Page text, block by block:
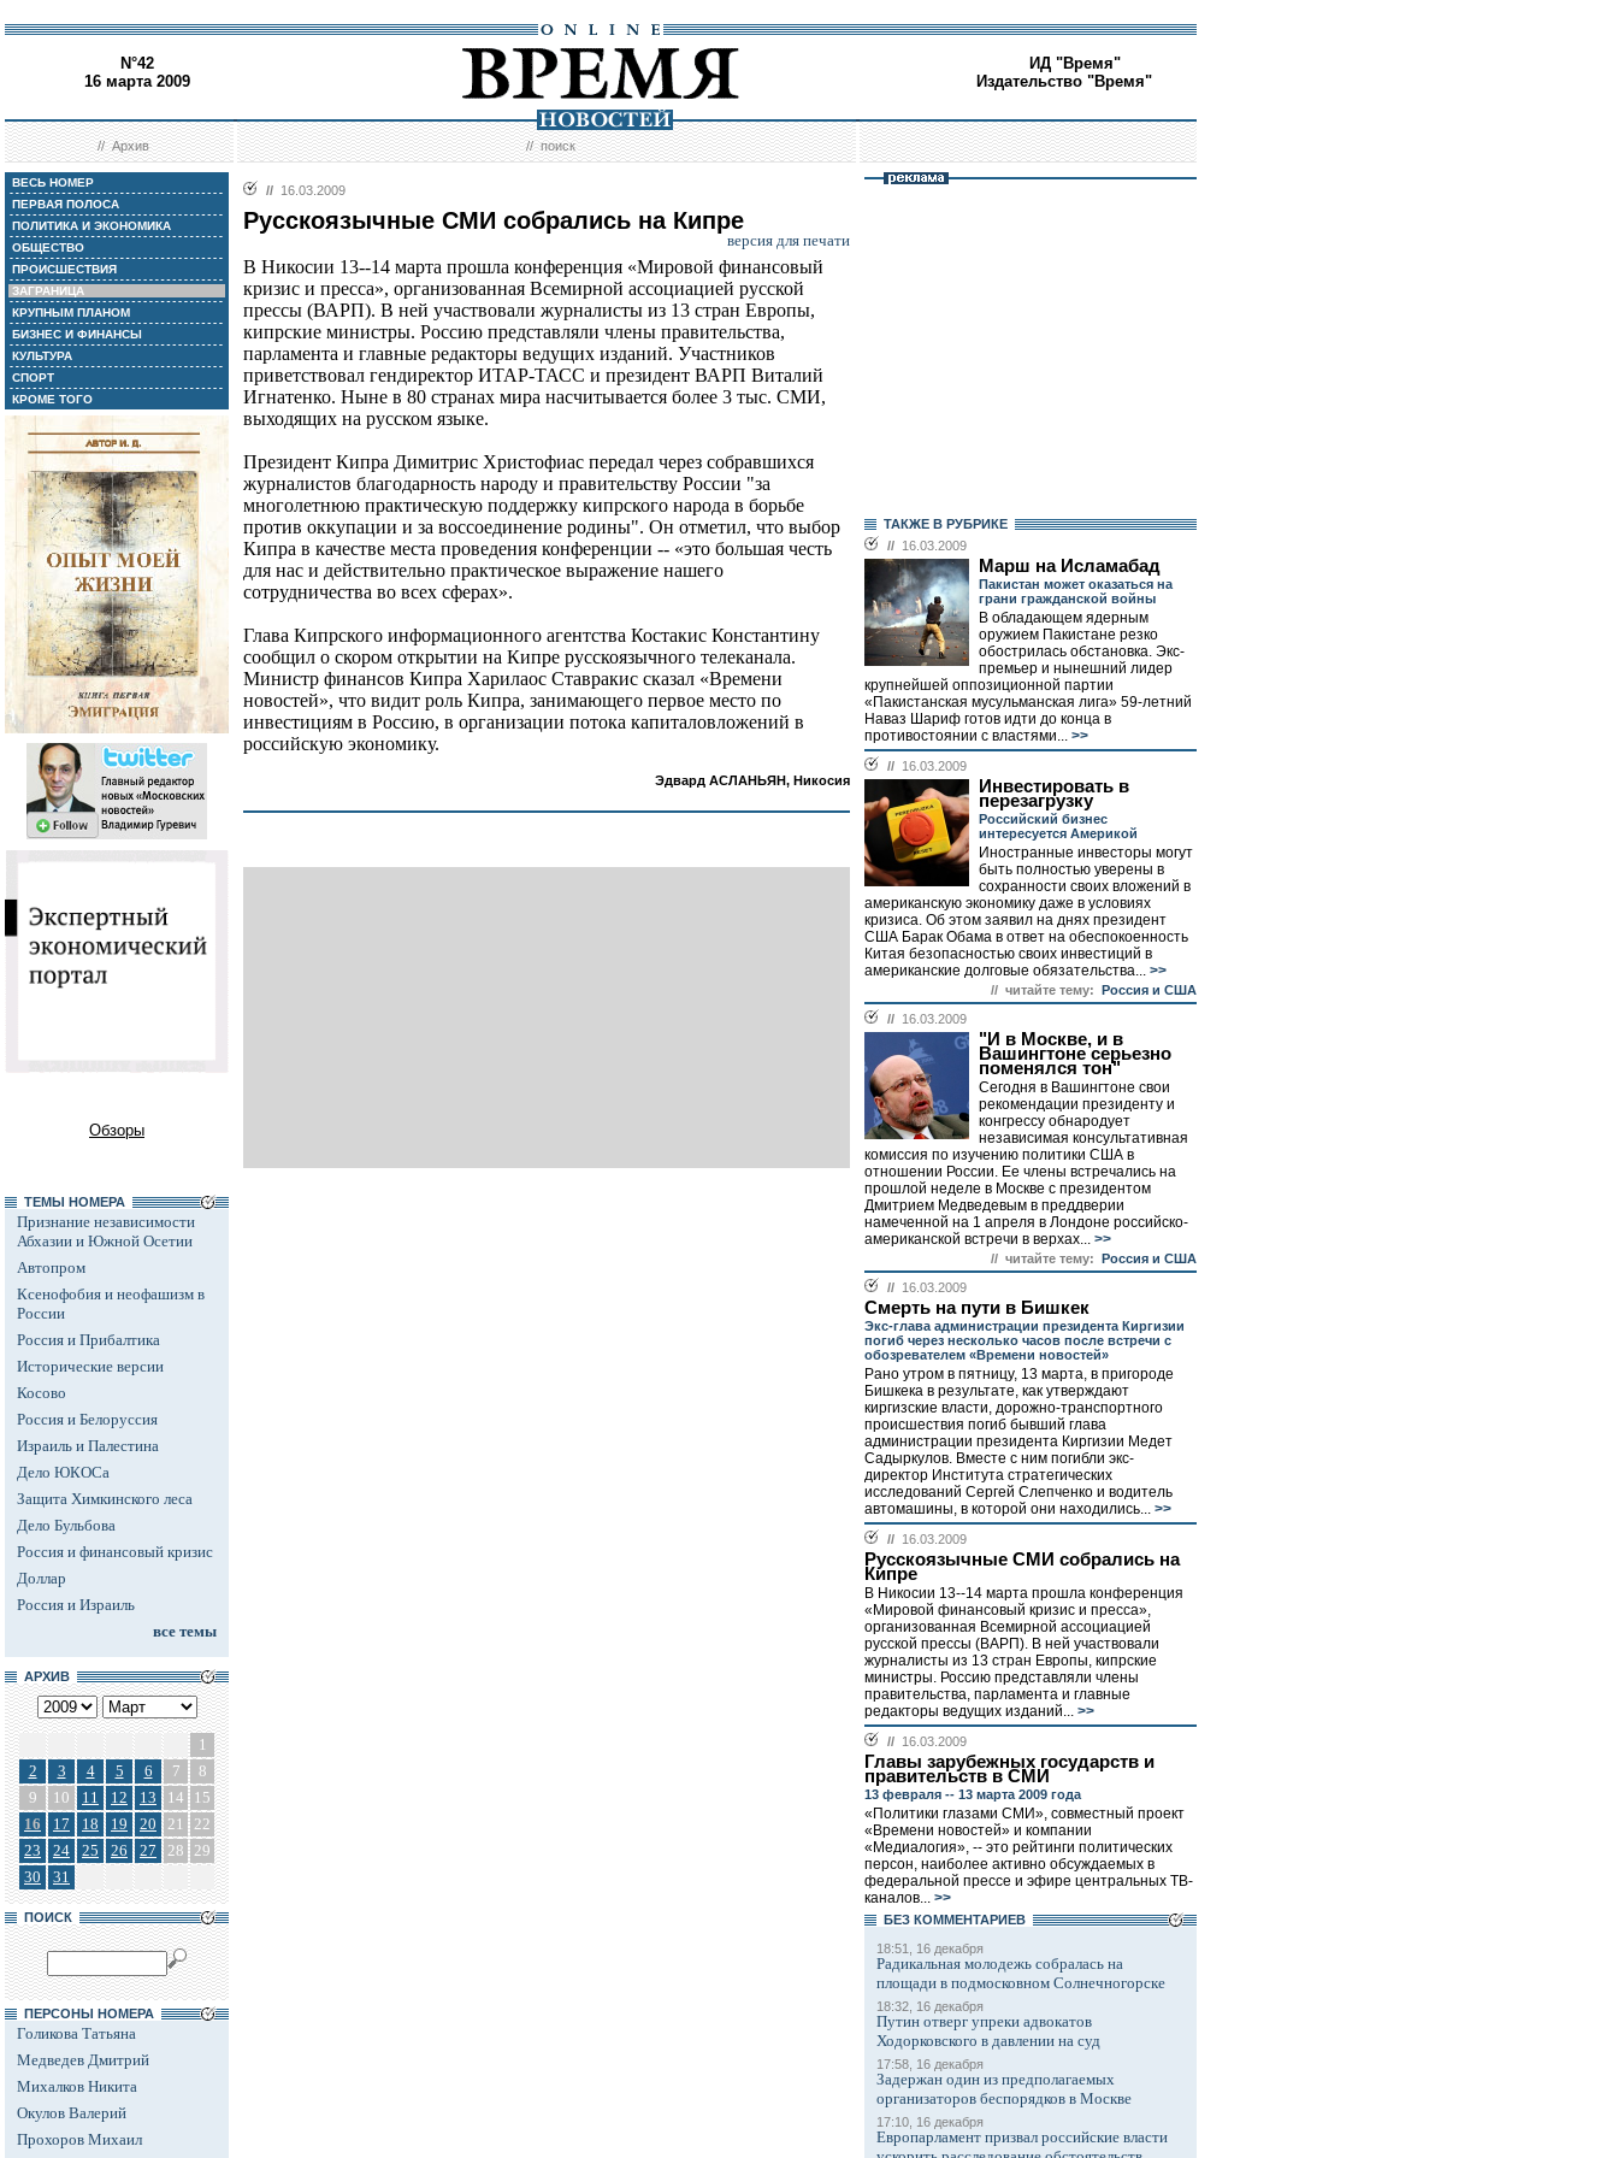
N°42
16 марта 2009
ИД "Время"
Издательство "Время"
//Архив //поиск
ВЕСЬ НОМЕР
ПЕРВАЯ ПОЛОСА
ПОЛИТИКА И ЭКОНОМИКА
ОБЩЕСТВО
ПРОИСШЕСТВИЯ
ЗАГРАНИЦА
КРУПНЫМ ПЛАНОМ
БИЗНЕС И ФИНАНСЫ
КУЛЬТУРА
СПОРТ
КРОМЕ ТОГО
Обзоры
ТЕМЫ НОМЕРА
Признание независимости
Абхазии и Южной Осетии
Автопром
Ксенофобия и неофашизм в
России
Россия и Прибалтика
Исторические версии
Косово
Россия и Белоруссия
Израиль и Палестина
Дело ЮКОСа
Защита Химкинского леса
Дело Бульбова
Россия и финансовый кризис
Доллар
Россия и Израиль
все темы
АРХИВ
1
2
3 4 5 6 7
8
9
10 11 12 13 14
15
16
17 18 19 20 21
22
23
24 25 26 27 28 29
30
31
ПОИСК
ПЕРСОНЫ НОМЕРА
Голикова Татьяна
Медведев Дмитрий
Михалков Никита
Окулов Валерий
Прохоров Михаил
// 16.03.2009
Русскоязычные СМИ собрались на Кипре
версия для печати
В Никосии 13--14 марта прошла конференция «Мировой финансовый
кризис и пресса», организованная Всемирной ассоциацией русской
прессы (ВАРП). В ней участвовали журналисты из 13 стран Европы,
кипрские министры. Россию представляли члены правительства,
парламента и главные редакторы ведущих изданий. Участников
приветствовал гендиректор ИТАР-ТАСС и президент ВАРП Виталий
Игнатенко. Ныне в 80 странах мира насчитывается более 3 тыс. СМИ,
выходящих на русском языке.
Президент Кипра Димитрис Христофиас передал через собравшихся
журналистов благодарность народу и правительству России "за
многолетнюю практическую поддержку кипрского народа в борьбе
против оккупации и за воссоединение родины". Он отметил, что выбор
Кипра в качестве места проведения конференции -- «это большая честь
для нас и действительно практическое выражение нашего
сотрудничества во всех сферах».
Глава Кипрского информационного агентства Костакис Константину
сообщил о скором открытии на Кипре русскоязычного телеканала.
Министр финансов Кипра Харилаос Ставракис сказал «Времени
новостей», что видит роль Кипра, занимающего первое место по
инвестициям в Россию, в организации потока капиталовложений в
российскую экономику.
Эдвард АСЛАНЬЯН, Никосия
ТАКЖЕ В РУБРИКЕ
// 16.03.2009
Марш на Исламабад
Пакистан может оказаться на
грани гражданской войны
В обладающем ядерным
оружием Пакистане резко
обострилась обстановка. Экс-
премьер и нынешний лидер
крупнейшей оппозиционной партии
«Пакистанская мусульманская лига» 59-летний
Наваз Шариф готов идти до конца в
противостоянии с властями... >>
// 16.03.2009
Инвестировать в
перезагрузку
Российский бизнес
интересуется Америкой
Иностранные инвесторы могут
быть полностью уверены в
сохранности своих вложений в
американскую экономику даже в условиях
кризиса. Об этом заявил на днях президент
США Барак Обама в ответ на обеспокоенность
Китая безопасностью своих инвестиций в
американские долговые обязательства... >>
// читайте тему: Россия и США
// 16.03.2009
"И в Москве, и в
Вашингтоне серьезно
поменялся тон"
Сегодня в Вашингтоне свои
рекомендации президенту и
конгрессу обнародует
независимая консультативная
комиссия по изучению политики США в
отношении России. Ее члены встречались на
прошлой неделе в Москве с президентом
Дмитрием Медведевым в преддверии
намеченной на 1 апреля в Лондоне российско-
американской встречи в верхах... >>
// читайте тему: Россия и США
// 16.03.2009
Смерть на пути в Бишкек
Экс-глава администрации президента Киргизии
погиб через несколько часов после встречи с
обозревателем «Времени новостей»
Рано утром в пятницу, 13 марта, в пригороде
Бишкека в результате, как утверждают
киргизские власти, дорожно-транспортного
происшествия погиб бывший глава
администрации президента Киргизии Медет
Садыркулов. Вместе с ним погибли экс-
директор Института стратегических
исследований Сергей Слепченко и водитель
автомашины, в которой они находились... >>
// 16.03.2009
Русскоязычные СМИ собрались на
Кипре
В Никосии 13--14 марта прошла конференция
«Мировой финансовый кризис и пресса»,
организованная Всемирной ассоциацией
русской прессы (ВАРП). В ней участвовали
журналисты из 13 стран Европы, кипрские
министры. Россию представляли члены
правительства, парламента и главные
редакторы ведущих изданий... >>
// 16.03.2009
Главы зарубежных государств и
правительств в СМИ
13 февраля -- 13 марта 2009 года
«Политики глазами СМИ», совместный проект
«Времени новостей» и компании
«Медиалогия», -- это рейтинги политических
персон, наиболее активно обсуждаемых в
федеральной прессе и эфире центральных ТВ-
каналов... >>
БЕЗ КОМMЕНТАРИЕВ
18:51, 16 декабря
Радикальная молодежь собралась на
площади в подмосковном Солнечногорске
18:32, 16 декабря
Путин отверг упреки адвокатов
Ходорковского в давлении на суд
17:58, 16 декабря
Задержан один из предполагаемых
организаторов беспорядков в Москве
17:10, 16 декабря
Европарламент призвал российские власти